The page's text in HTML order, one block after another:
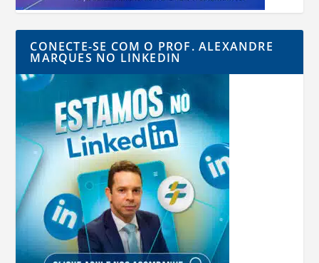
CONECTE-SE COM O PROF. ALEXANDRE
MARQUES NO LINKEDIN